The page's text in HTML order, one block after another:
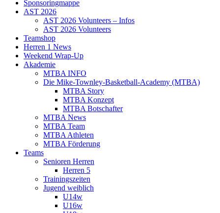
Sponsoringmappe
AST 2026
AST 2026 Volunteers – Infos
AST 2026 Volunteers
Teamshop
Herren 1 News
Weekend Wrap-Up
Akademie
MTBA INFO
Die Mike-Townley-Basketball-Academy (MTBA)
MTBA Story
MTBA Konzept
MTBA Botschafter
MTBA News
MTBA Team
MTBA Athleten
MTBA Förderung
Teams
Senioren Herren
Herren 5
Trainingszeiten
Jugend weiblich
U14w
U16w